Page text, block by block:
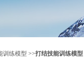
训练模型 >>打结技能训练模型